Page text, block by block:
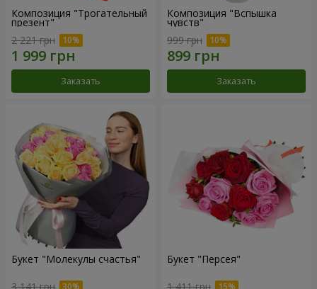
Композиция "Трогательный
презент"
2 221 грн
Заказать
Композиция "Вспышка
чувств"
999 грн
Заказать
Букет "Молекулы счастья" Букет "Персея"